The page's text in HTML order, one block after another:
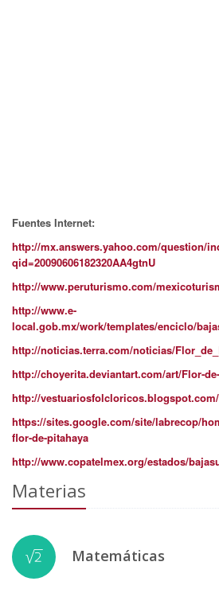
Fuentes Internet:
http://mx.answers.yahoo.com/question/
qid=20090606182320AA4gtnU
http://www.peruturismo.com/
http://www.e-
local.gob.mx/work/templates/enciclo/
http://noticias.terra.com/noticias/
http://choyerita.deviantart.com/art/Flor-
http://vestuariosfolcloricos.blogspot.com/
https://sites.google.com/site/labrecop/
flor-de-pitahaya
http://www.copatelmex.org/estados/
Materias
Matemáticas